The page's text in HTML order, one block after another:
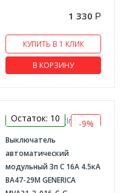
1 330 Р
КУПИТЬ В 1 КЛИК
В КОРЗИНУ
-9%
Остаток: 10
Выключатель
автоматический
модульный 3п C 16А 4.5кА
ВА47-29М GENERICA